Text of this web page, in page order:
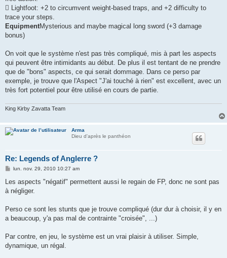
 Lightfoot: +2 to circumvent weight-based traps, and +2 difficulty to
trace your steps.
EquipmentMysterious and maybe magical long sword (+3 damage
bonus)
On voit que le système n'est pas très compliqué, mis à part les aspects
qui peuvent être intimidants au début. De plus il est tentant de ne prendre
que de "bons" aspects, ce qui serait dommage. Dans ce perso par
exemple, je trouve que l'Aspect "J'ai touché à rien" est excellent, avec un
très fort potentiel pour être utilisé en cours de partie.
King Kirby Zavatta Team
Arma
Dieu d'après le panthéon
Re: Legends of Anglerre ?
M
s
a
lun. nov. 29, 2010 10:27 am
Les aspects "négatif" permettent aussi le regain de FP, donc ne sont pas
à négliger.
Perso ce sont les stunts que je trouve compliqué (dur dur à choisir, il y en
a beaucoup, y'a pas mal de contrainte "croisée", ...)
Par contre, en jeu, le système est un vrai plaisir à utiliser. Simple,
dynamique, un régal.